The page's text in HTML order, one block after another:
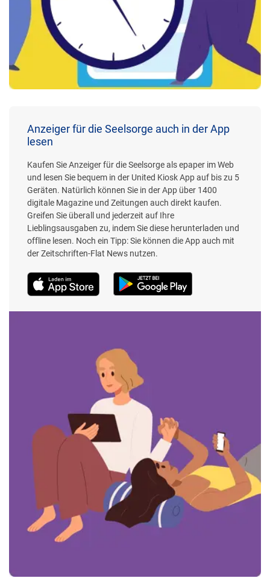
Anzeiger für die Seelsorge auch in der App
lesen
Kaufen Sie Anzeiger für die Seelsorge als epaper im Web
und lesen Sie bequem in der United Kiosk App auf bis zu 5
Geräten. Natürlich können Sie in der App über 1400
digitale Magazine und Zeitungen auch direkt kaufen.
Greifen Sie überall und jederzeit auf Ihre
Lieblingsausgaben zu, indem Sie diese herunterladen und
offline lesen. Noch ein Tipp: Sie können die App auch mit
der Zeitschriften-Flat News nutzen.